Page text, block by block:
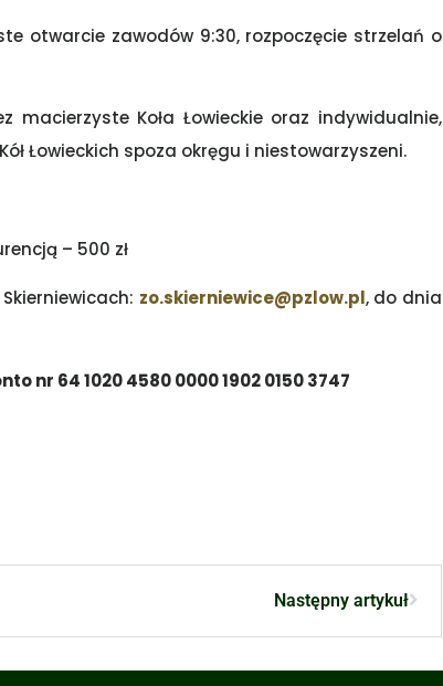
otwarcie zawodów 9:30, rozpoczęcie strzelań o
macierzyste Koła Łowieckie oraz indywidualnie,
Łowieckich spoza okręgu i niestowarzyszeni.
– 500 zł
zo.skierniewice@pzlow.pl, do dnia
nr 64 1020 4580 0000 1902 0150 3747
Następny artykuł